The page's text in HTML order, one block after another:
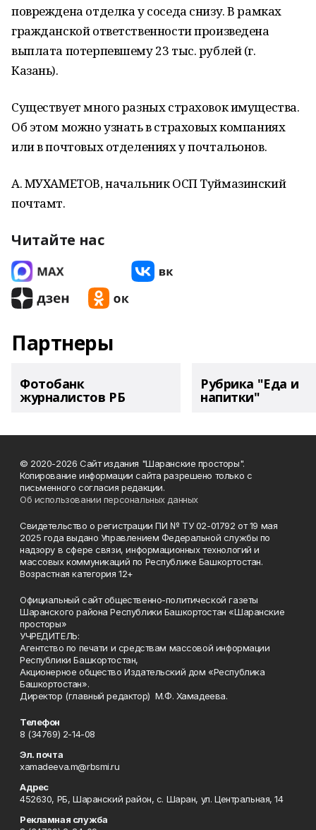
повреждена отделка у соседа снизу. В рамках
гражданской ответственности произведена
выплата потерпевшему 23 тыс. рублей (г.
Казань).
Существует много разных страховок имущества.
Об этом можно узнать в страховых компаниях
или в почтовых отделениях у почтальонов.
А. МУХАМЕТОВ, начальник ОСП Туймазинский
почтамт.
Читайте нас
Партнеры
Фотобанк
журналистов РБ
Рубрика "Еда и
напитки"
© 2020-2026 Сайт издания "Шаранские просторы".
Копирование информации сайта разрешено только с
письменного согласия редакции.
Об использовании персональных данных
Свидетельство о регистрации ПИ № ТУ 02-01792 от 19 мая
2025 года выдано Управлением Федеральной службы по
надзору в сфере связи, информационных технологий и
массовых коммуникаций по Республике Башкортостан.
Возрастная категория 12+
Официальный сайт общественно-политической газеты
Шаранского района Республики Башкортостан «Шаранские
просторы»
УЧРЕДИТЕЛЬ:
Агентство по печати и средствам массовой информации
Республики Башкортостан,
Акционерное общество Издательский дом «Республика
Башкортостан».
Директор (главный редактор) М.Ф. Хамадеева.
Телефон
8 (34769) 2-14-08
Эл. почта
xamadeeva.m@rbsmi.ru
Адрес
452630, РБ, Шаранский район, с. Шаран, ул. Центральная, 14
Рекламная служба